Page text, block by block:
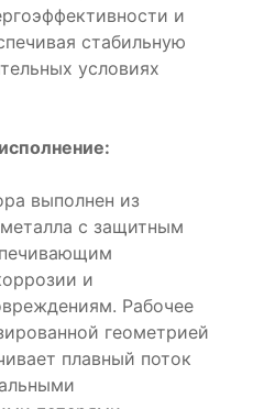
и
стабильную
условиях
выполнен из
с защитным
и
Рабочее
геометрией
плавный поток